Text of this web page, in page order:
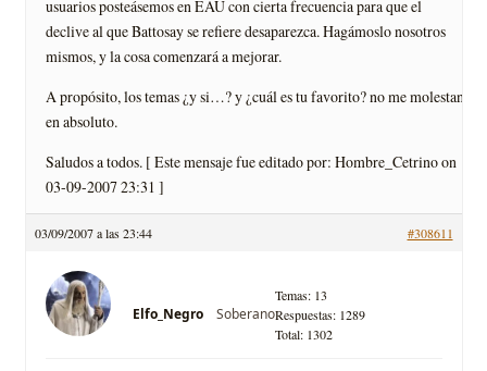
usuarios posteásemos en EAU con cierta frecuencia para que el
declive al que Battosay se refiere desaparezca. Hagámoslo nosotros
mismos, y la cosa comenzará a mejorar.
A propósito, los temas ¿y si…? y ¿cuál es tu favorito? no me molestan
en absoluto.
Saludos a todos. [ Este mensaje fue editado por: Hombre_Cetrino on
03-09-2007 23:31 ]
03/09/2007 a las 23:44 #308611
Elfo_Negro Soberano
Temas: 13
Respuestas: 1289
Total: 1302